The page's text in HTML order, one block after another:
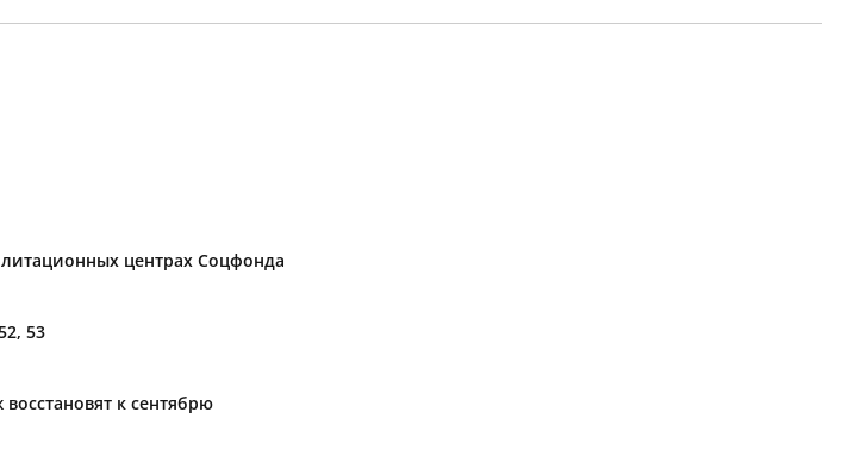
центрах Соцфонда
53
к сентябрю